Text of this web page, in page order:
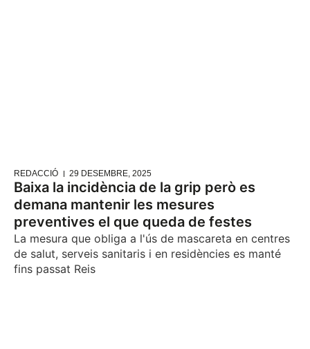
REDACCIÓ 29 DESEMBRE, 2025
Baixa la incidència de la grip però es
demana mantenir les mesures
preventives el que queda de festes
La mesura que obliga a l'ús de mascareta en centres
de salut, serveis sanitaris i en residències es manté
fins passat Reis